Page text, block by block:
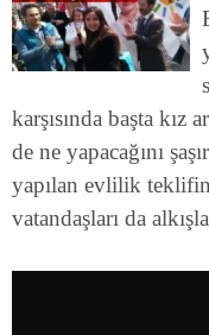
karşısında başta kız
de ne yapacağını
yapılan evlilik
vatandaşları da